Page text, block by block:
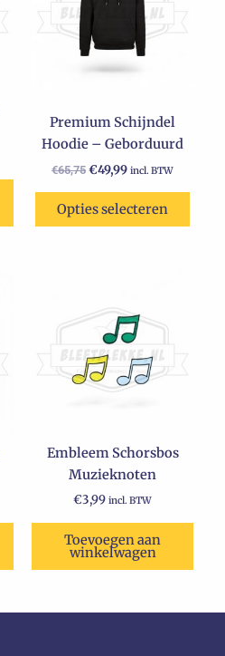
Premium Schijndel
Hoodie – Geborduurd
€65,75 €49,99 incl. BTW
Opties selecteren
variaties.
Deze
optie
worden
op
de
productpagina
Embleem Schorsbos
Muzieknoten
€3,99 incl. BTW
Toevoegen aan
winkelwagen